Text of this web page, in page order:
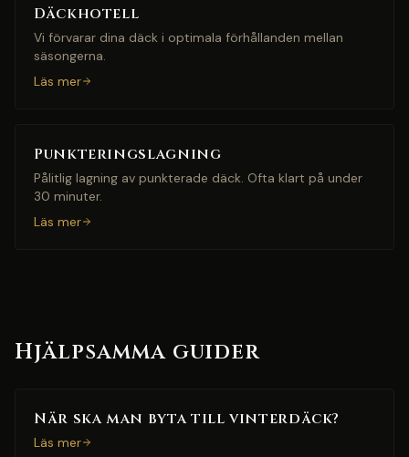
Däckhotell
Vi förvarar dina däck i optimala förhållanden mellan
säsongerna.
Läs mer
Punkteringslagning
Pålitlig lagning av punkterade däck. Ofta klart på under
30 minuter.
Läs mer
Hjälpsamma guider
När ska man byta till vinterdäck?
Läs mer